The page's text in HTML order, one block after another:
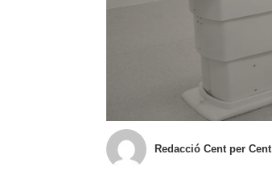
Redacció Cent per Cent